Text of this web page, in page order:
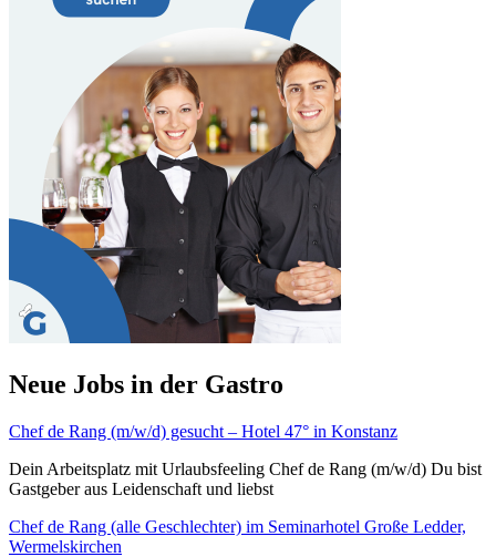
Neue Jobs in der Gastro
Chef de Rang (m/w/d) gesucht – Hotel 47° in Konstanz
Dein Arbeitsplatz mit Urlaubsfeeling Chef de Rang (m/w/d) Du bist
Gastgeber aus Leidenschaft und liebst
Chef de Rang (alle Geschlechter) im Seminarhotel Große Ledder,
Wermelskirchen